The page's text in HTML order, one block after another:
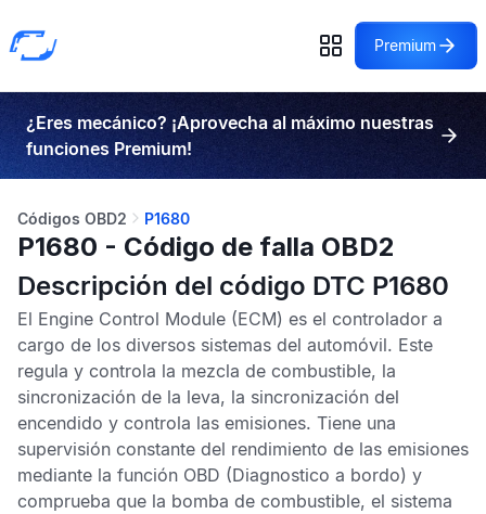
Premium
¿Eres mecánico? ¡Aprovecha al máximo nuestras
funciones Premium!
Códigos OBD2 P1680
P1680 - Código de falla OBD2
Descripción del código DTC P1680
El Engine Control Module (ECM) es el controlador a
cargo de los diversos sistemas del automóvil. Este
regula y controla la mezcla de combustible, la
sincronización de la leva, la sincronización del
encendido y controla las emisiones. Tiene una
supervisión constante del rendimiento de las emisiones
mediante la función OBD (Diagnostico a bordo) y
comprueba que la bomba de combustible, el sistema